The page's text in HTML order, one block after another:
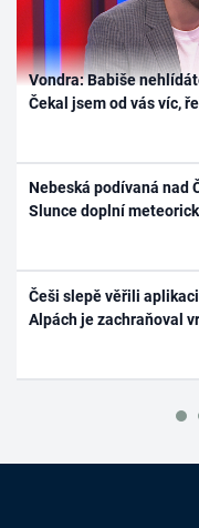
Vondra: Babiše
Čekal jsem od vás víc,
Nebeská podívaná nad
Slunce doplní
Češi slepě věřili
Alpách je zachraňoval